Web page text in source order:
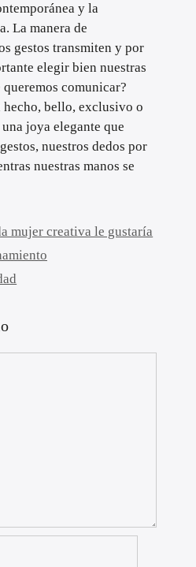
y la
La manera de
gestos transmiten y por
elegir bien nuestras
comunicar?
hecho, bello, exclusivo o
joya elegante que
nuestros dedos por
nuestras manos se
mujer creativa le gustaría